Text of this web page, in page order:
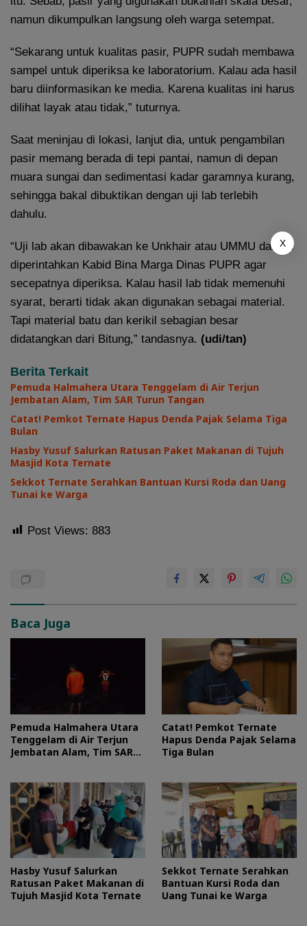
namun dikumpulkan langsung oleh warga setempat.
“Sekarang untuk kualitas pasir, PUPR sudah membawa
sampel untuk diperiksa ke laboratorium. Kalau ada hasil
baru diinformasikan ke media. Karena kualitas ini harus
dilihat layak atau tidak,” tuturnya.
Saat meninjau di lokasi, lanjut dia, untuk pengambilan
pasir memang berada di tepi pantai, namun di depan
muara sungai dan sedimentasi kadar garamnya kurang,
sehingga bakal dibuktikan dengan uji lab terlebih
dahulu.
“Uji lab akan dibawakan ke Unkhair atau UMMU dan itu
diperintahkan Kabid Bina Marga Dinas PUPR agar
secepatnya diperiksa. Kalau hasil lab tidak memenuhi
syarat, berarti tidak akan digunakan sebagai material.
Tapi material batu dan kerikil sebagian besar
didatangkan dari Bitung,” tandasnya. (udi/tan)
Berita Terkait
Pemuda Halmahera Utara Tenggelam di Air Terjun
Jembatan Alam, Tim SAR Turun Tangan
Catat! Pemkot Ternate Hapus Denda Pajak Selama Tiga
Bulan
Hasby Yusuf Salurkan Ratusan Paket Makanan di Tujuh
Masjid Kota Ternate
Sekkot Ternate Serahkan Bantuan Kursi Roda dan Uang
Tunai ke Warga
Post Views: 883
Baca Juga
Pemuda Halmahera Utara
Tenggelam di Air Terjun
Jembatan Alam, Tim SAR
Catat! Pemkot Ternate
Hapus Denda Pajak Selama
Tiga Bulan
Hasby Yusuf Salurkan
Ratusan Paket Makanan di
Tujuh Masjid Kota Ternate
Sekkot Ternate Serahkan
Bantuan Kursi Roda dan
Uang Tunai ke Warga
X